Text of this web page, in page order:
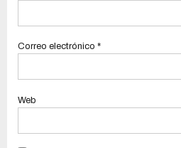
Correo electrónico *
Web